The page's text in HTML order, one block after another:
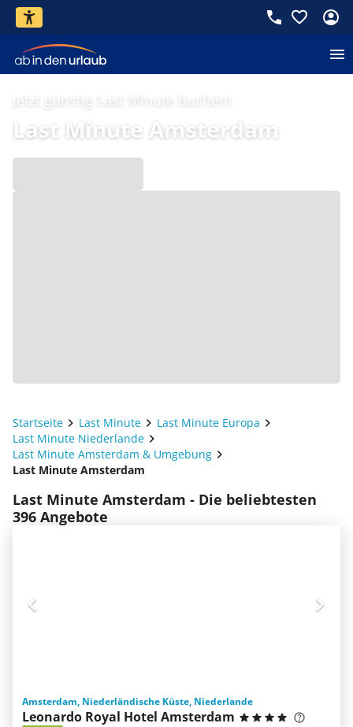
Jetzt günstig Last Minute buchen!
Last Minute Amsterdam
Startseite Last Minute
Last Minute Europa
Last Minute Niederlande
Last Minute Amsterdam & Umgebung
Last Minute Amsterdam
Last Minute Amsterdam - Die beliebtesten
396 Angebote
Amsterdam, Niederländische Küste, Niederlande
Leonardo Royal Hotel Amsterdam